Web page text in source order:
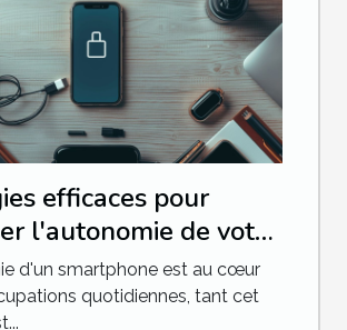
efficaces pour
l'autonomie de votre
d'un smartphone est au cœur
quotidiennes, tant cet